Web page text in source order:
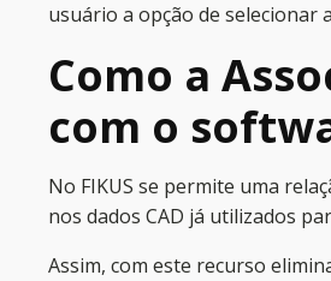
usuário a opção de selecionar
Como a
com o
No FIKUS se permite uma
nos dados CAD já utilizados
Assim, com este recurso